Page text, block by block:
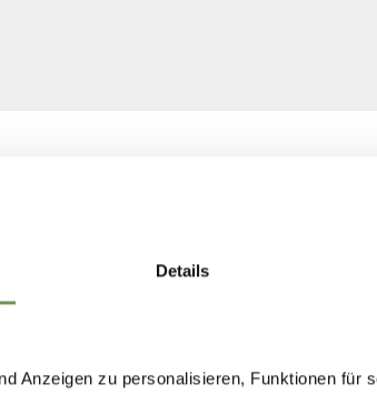
Details
Anzeigen zu personalisieren, Funktionen für